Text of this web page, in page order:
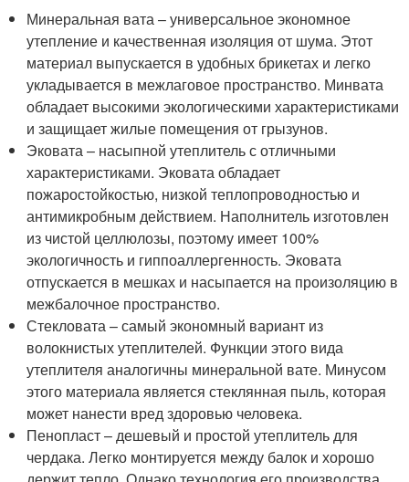
Минеральная вата – универсальное экономное
утепление и качественная изоляция от шума. Этот
материал выпускается в удобных брикетах и легко
укладывается в межлаговое пространство. Минвата
обладает высокими экологическими характеристиками
и защищает жилые помещения от грызунов.
Эковата – насыпной утеплитель с отличными
характеристиками. Эковата обладает
пожаростойкостью, низкой теплопроводностью и
антимикробным действием. Наполнитель изготовлен
из чистой целлюлозы, поэтому имеет 100%
экологичность и гиппоаллергенность. Эковата
отпускается в мешках и насыпается на произоляцию в
межбалочное пространство.
Стекловата – самый экономный вариант из
волокнистых утеплителей. Функции этого вида
утеплителя аналогичны минеральной вате. Минусом
этого материала является стеклянная пыль, которая
может нанести вред здоровью человека.
Пенопласт – дешевый и простой утеплитель для
чердака. Легко монтируется между балок и хорошо